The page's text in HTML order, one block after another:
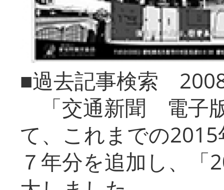
■過去記事検索
「交通新聞 電子
て、これまでの
７年分を追加し、「